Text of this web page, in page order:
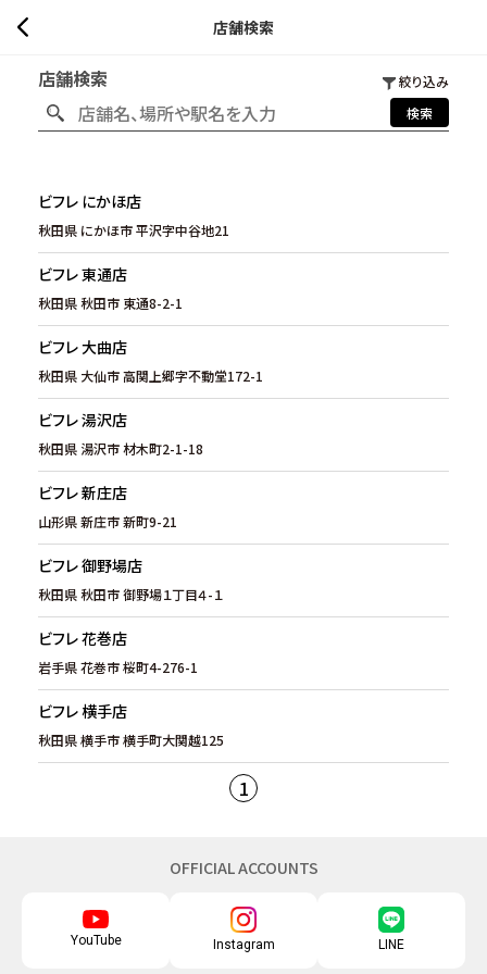
店舗検索
店舗検索
絞り込み
検索
ビフレ にかほ店
秋田県 にかほ市 平沢字中谷地21
ビフレ 東通店
秋田県 秋田市 東通8-2-1
ビフレ 大曲店
秋田県 大仙市 高関上郷字不動堂172-1
ビフレ 湯沢店
秋田県 湯沢市 材木町2-1-18
ビフレ 新庄店
山形県 新庄市 新町9-21
ビフレ 御野場店
秋田県 秋田市 御野場１丁目４-１
ビフレ 花巻店
岩手県 花巻市 桜町4-276-1
ビフレ 横手店
秋田県 横手市 横手町大関越125
1
OFFICIAL ACCOUNTS
YouTube Instagram LINE